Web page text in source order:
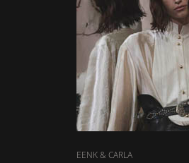
EENK & CARLA